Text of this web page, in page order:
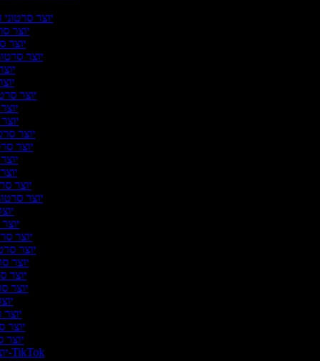
יוצר
יוצר
יוצר
יוצר
יוצר
יוצר
יוצר
יוצר
יוצר
יוצר
יוצר
יוצר
יוצר
יוצר
יוצר
יוצר
יוצר
יוצר סרטונים ל-TikTok